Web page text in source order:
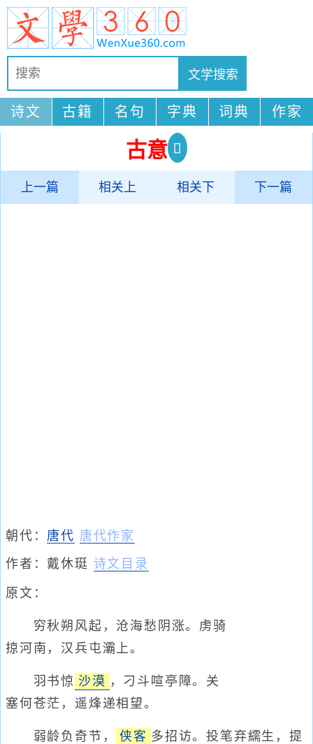
诗文 古籍 名句 字典 词典 作家
古意
上一篇 相关上 相关下 下一篇
朝代： 唐代 唐代作家
作者：戴休珽 诗文目录
原文：
穷秋朔风起，沧海愁阴涨。虏骑
掠河南，汉兵屯灞上。
羽书惊 沙漠 ，刁斗喧亭障。关
塞何苍茫，遥烽递相望。
弱龄负奇节， 侠客 多招访。投笔弃繻生，提